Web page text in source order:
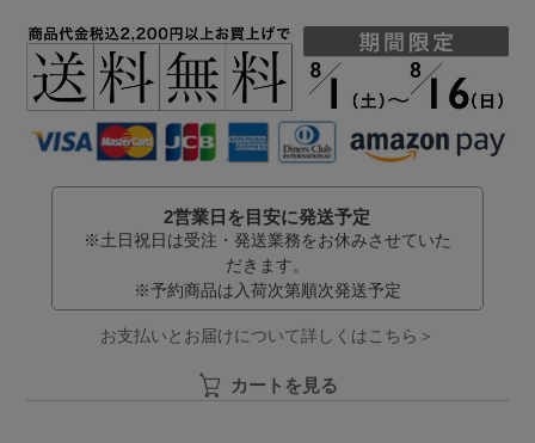
2営業日を目安に発送予定
※土日祝日は受注・発送業務をお休みさせていた
だきます。
※予約商品は入荷次第順次発送予定
お支払いとお届けについて詳しくはこちら＞
カートを見る